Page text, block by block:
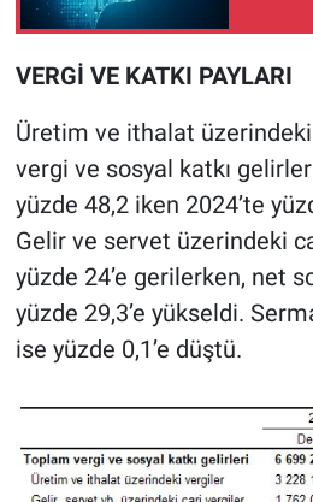
VERGİ VE KATKI PAYLARI
Üretim ve ithalat
vergi ve sosyal katkı
yüzde 48,2 iken 2024’te
Gelir ve servet üzerindeki
yüzde 24’e gerilerken, net
yüzde 29,3’e yükseldi.
ise yüzde 0,1’e düştü.